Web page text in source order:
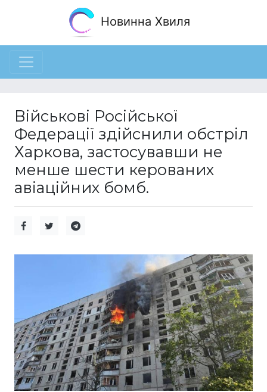
Новинна Хвиля
Військові Російської
Федерації здійснили обстріл
Харкова, застосувавши не
менше шести керованих
авіаційних бомб.